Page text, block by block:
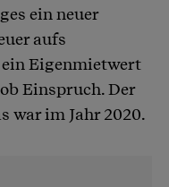
ein neuer
aufs
ein Eigenmietwert
Einspruch. Der
war im Jahr 2020.